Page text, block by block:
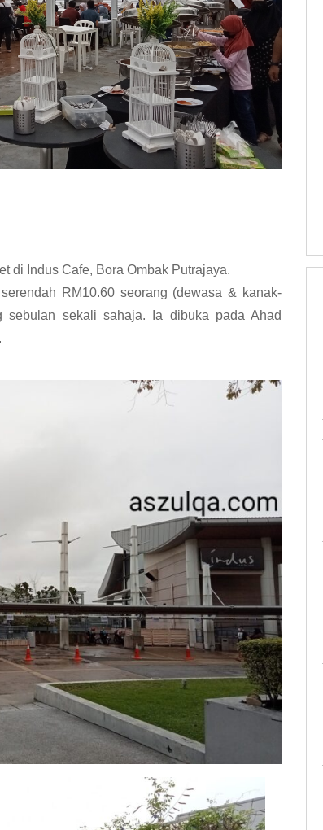
di Indus Cafe, Bora Ombak Putrajaya.
RM10.60 seorang (dewasa & kanak-
sekali sahaja. Ia dibuka pada Ahad